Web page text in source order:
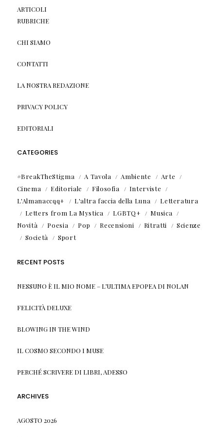
ARTICOLI
RUBRICHE
CHI SIAMO
CONTATTI
LA NOSTRA REDAZIONE
PRIVACY POLICY
EDITORIALI
CATEGORIES
#BreakTheStigma A Tavola Ambiente
Arte
Cinema
Editoriale Filosofia
Interviste
L'Almanaccqq+
L'altra faccia della Luna
Letteratura
Letters from La Mystica
LGBTQ+
Musica
Novità
Poesia Pop Recensioni Ritratti
Scienze
Società
Sport
RECENT POSTS
NESSUNO È IL MIO NOME – L’ULTIMA EPOPEA DI NOLAN
FELICITÀ DELUXE
BLOWING IN THE WIND
IL COSMO SECONDO I MUSE
PERCHÉ SCRIVERE DI LIBRI, ADESSO
ARCHIVES
AGOSTO 2026